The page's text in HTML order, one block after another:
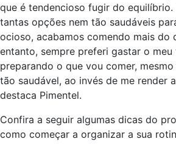
que é tendencioso fugir do equilíbrio.
tantas opções nem tão saudáveis
ocioso, acabamos comendo mais do
entanto, sempre preferi gastar o
preparando o que vou comer,
tão saudável, ao invés de me render
destaca Pimentel.
Confira a seguir algumas dicas do
como começar a organizar a sua